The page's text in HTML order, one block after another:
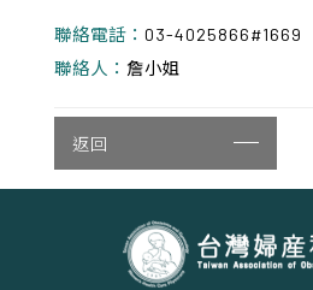
聯絡電話： 03-4025866#1669
聯絡人： 詹小姐
返回